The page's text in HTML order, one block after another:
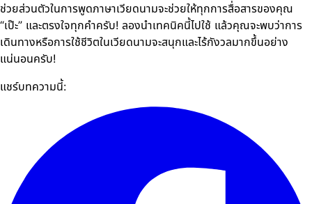
ช่วยส่วนตัวในการพูดภาษาเวียดนามจะช่วยให้ทุกการสื่อสารของคุณ
“เป๊ะ” และตรงใจทุกคำครับ! ลองนำเทคนิคนี้ไปใช้ แล้วคุณจะพบว่าการ
เดินทางหรือการใช้ชีวิตในเวียดนามจะสนุกและไร้กังวลมากขึ้นอย่าง
แน่นอนครับ!
แชร์บทความนี้: